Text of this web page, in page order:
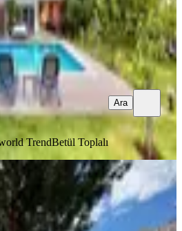
TrendBetül Toplalı
Ara
Kiralık Denize
Mesafede Yazlık
Mahallesi